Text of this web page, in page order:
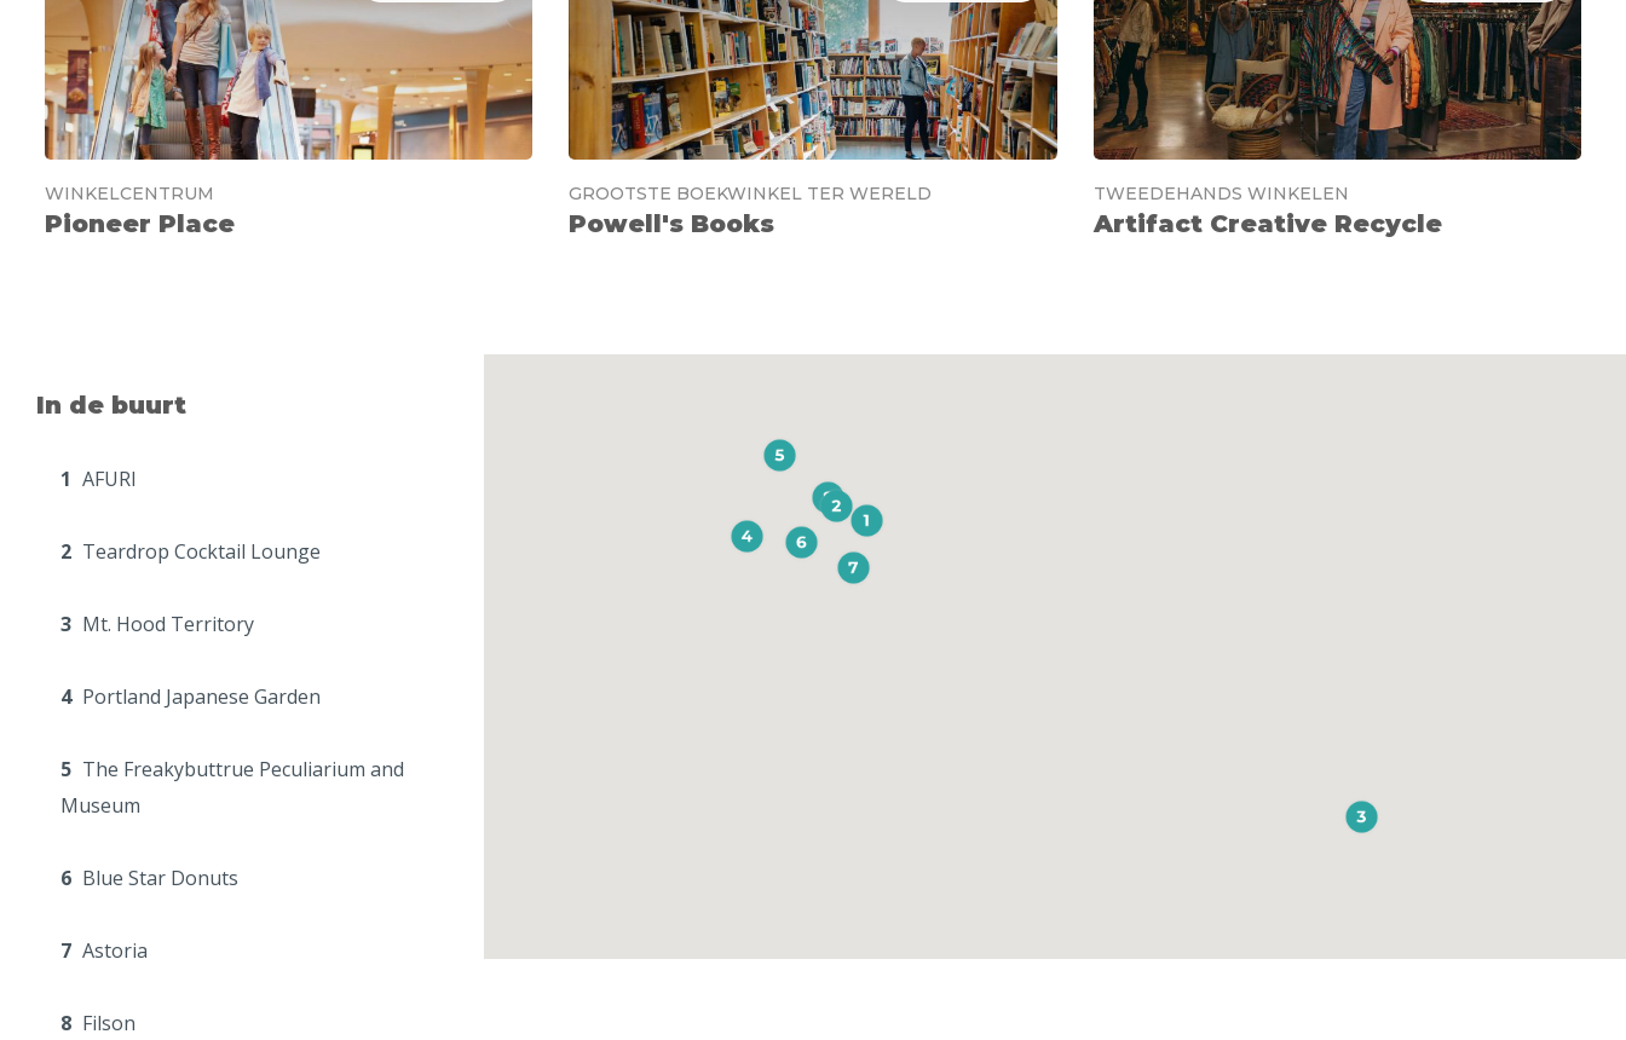
WINKELCENTRUM
Pioneer Place
GROOTSTE BOEKWINKEL TER WERELD
Powell's Books
TWEEDEHANDS WINKELEN
Artifact Creative Recycle
In de buurt
1 AFURI
2 Teardrop Cocktail Lounge
3 Mt. Hood Territory
4 Portland Japanese Garden
5 The Freakybuttrue Peculiarium and
Museum
6 Blue Star Donuts
7 Astoria
8 Filson